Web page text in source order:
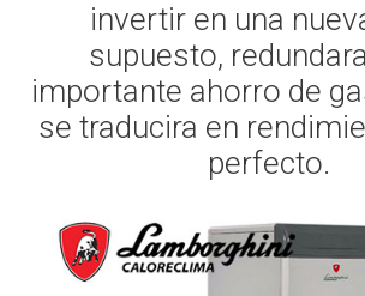
invertir en una
supuesto,
importante ahorro de
se traducira en
perfecto.